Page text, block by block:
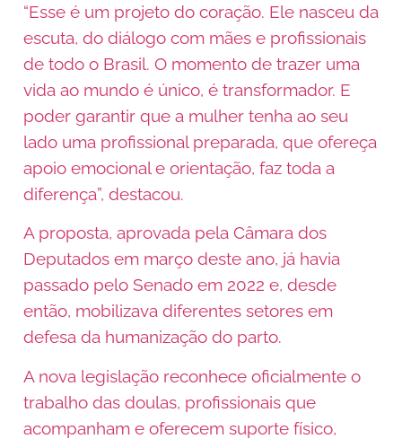
“Esse é um projeto do coração. Ele nasceu da
escuta, do diálogo com mães e profissionais
de todo o Brasil. O momento de trazer uma
vida ao mundo é único, é transformador. E
poder garantir que a mulher tenha ao seu
lado uma profissional preparada, que ofereça
apoio emocional e orientação, faz toda a
diferença”, destacou.
A proposta, aprovada pela Câmara dos
Deputados em março deste ano, já havia
passado pelo Senado em 2022 e, desde
então, mobilizava diferentes setores em
defesa da humanização do parto.
A nova legislação reconhece oficialmente o
trabalho das doulas, profissionais que
acompanham e oferecem suporte físico,